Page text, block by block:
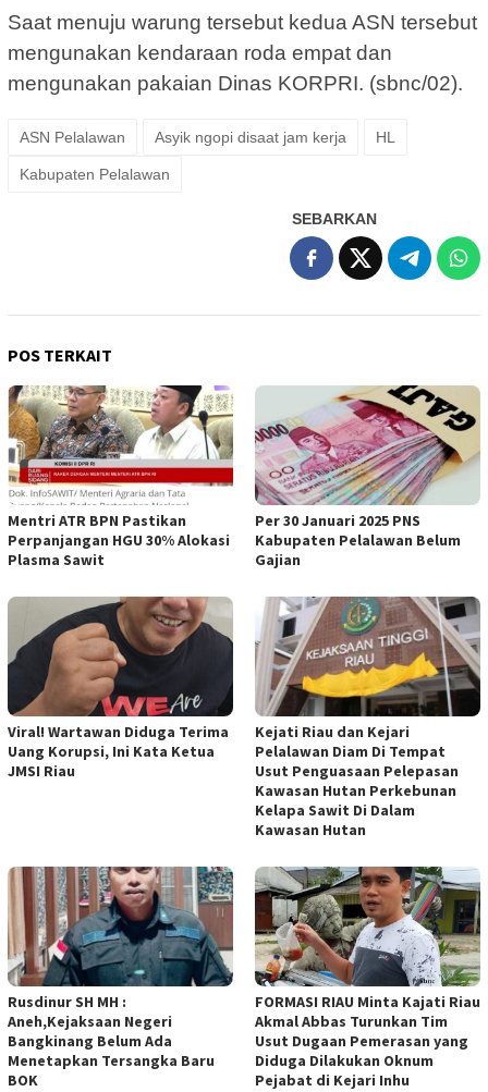
Saat menuju warung tersebut kedua ASN tersebut
mengunakan kendaraan roda empat dan
mengunakan pakaian Dinas KORPRI. (sbnc/02).
ASN Pelalawan Asyik ngopi disaat jam kerja HL
Kabupaten Pelalawan
SEBARKAN
POS TERKAIT
Mentri ATR BPN Pastikan
Perpanjangan HGU 30% Alokasi
Plasma Sawit
Per 30 Januari 2025 PNS
Kabupaten Pelalawan Belum
Gajian
Viral! Wartawan Diduga Terima
Uang Korupsi, Ini Kata Ketua
JMSI Riau
Kejati Riau dan Kejari
Pelalawan Diam Di Tempat
Usut Penguasaan Pelepasan
Kawasan Hutan Perkebunan
Kelapa Sawit Di Dalam
Kawasan Hutan
Rusdinur SH MH :
Aneh,Kejaksaan Negeri
Bangkinang Belum Ada
Menetapkan Tersangka Baru
BOK
FORMASI RIAU Minta Kajati Riau
Akmal Abbas Turunkan Tim
Usut Dugaan Pemerasan yang
Diduga Dilakukan Oknum
Pejabat di Kejari Inhu